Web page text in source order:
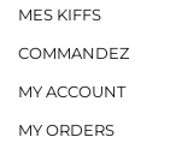
MES KIFFS
COMMANDEZ
MY ACCOUNT
MY ORDERS